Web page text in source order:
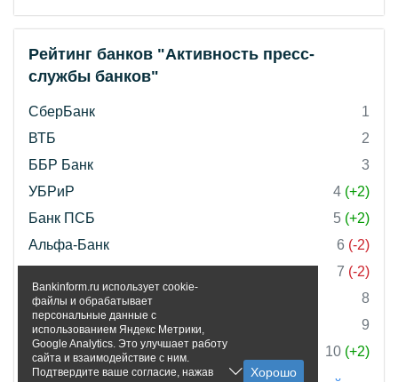
Рейтинг банков "Активность пресс-
службы банков"
СберБанк
1
ВТБ
2
ББР Банк
3
УБРиР
4 (+2)
Банк ПСБ
5 (+2)
Альфа-Банк
6 (-2)
7 (-2)
Банк Инго
8
Банк Уралсиб
9
Совкомбанк
10 (+2)
Bankinform.ru использует cookie-
файлы и обрабатывает
персональные данные с
использованием Яндекс Метрики,
Google Analytics. Это улучшает работу
сайта и взаимодействие с ним.
Подтвердите ваше согласие, нажав